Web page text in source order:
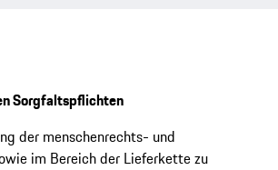
Sorgfaltspflichten
der menschenrechts- und
im Bereich der Lieferkette zu